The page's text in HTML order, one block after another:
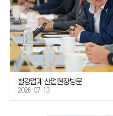
철강업계 산업현장방문
2026-07-13